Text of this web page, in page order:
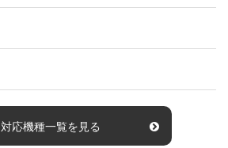
対応機種一覧を見る